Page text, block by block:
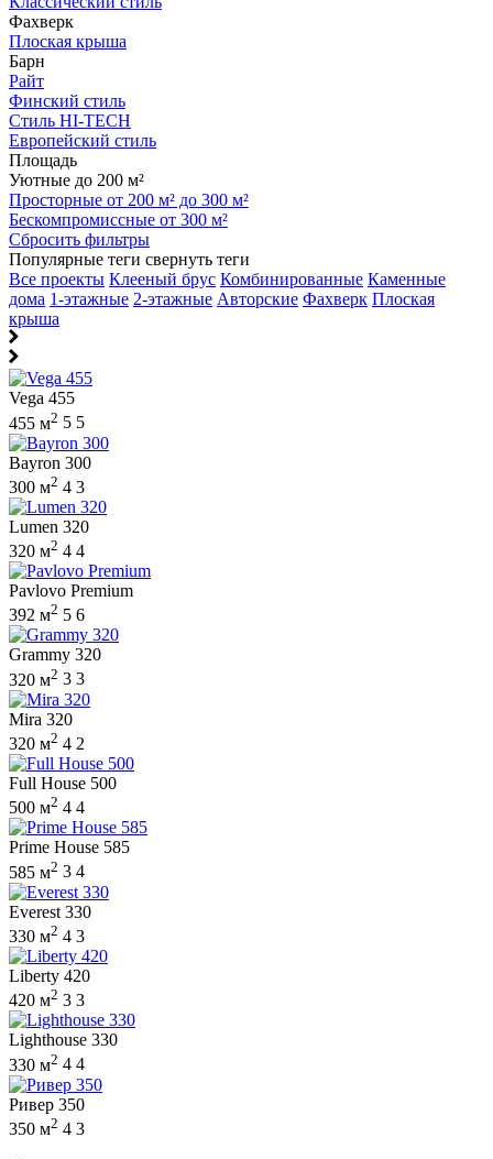
Фахверк
Плоская крыша
Барн
Райт
Финский стиль
Стиль HI-TECH
Европейский стиль
Площадь
Уютные до 200 м²
Просторные от 200 м² до 300 м²
Бескомпромиссные от 300 м²
Сбросить фильтры
Популярные теги свернуть теги
Все проекты Клееный брус Комбинированные Каменные
дома 1-этажные 2-этажные Авторские Фахверк Плоская
крыша
Vega 455
455 м2 5 5
Bayron 300
300 м2 4 3
Lumen 320
320 м2 4 4
Pavlovo Premium
392 м2 5 6
Grammy 320
320 м2 3 3
Mira 320
320 м2 4 2
Full House 500
500 м2 4 4
Prime House 585
585 м2 3 4
Everest 330
330 м2 4 3
Liberty 420
420 м2 3 3
Lighthouse 330
330 м2 4 4
Ривер 350
350 м2 4 3